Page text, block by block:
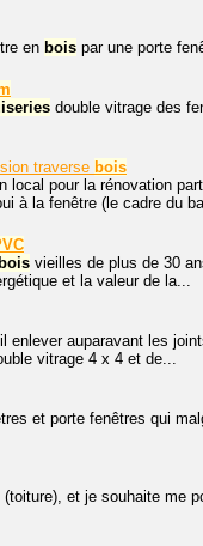
en bois par une porte
double vitrage des
traverse bois
local pour la rénovation
à la fenêtre (le cadre du
bois vieilles de plus de 30
et la valeur de la...
enlever auparavant les
vitrage 4 x 4 et de...
et porte fenêtres qui
et je souhaite me